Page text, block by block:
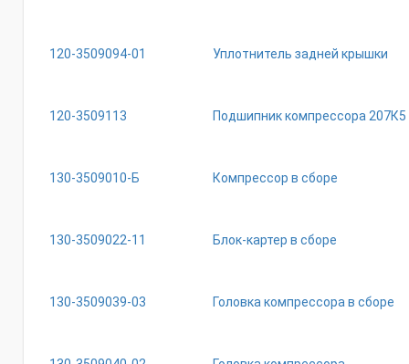
120-3509094-01 Уплотнитель задней крышки
120-3509113 Подшипник компрессора 207К5
130-3509010-Б Компрессор в сборе
130-3509022-11 Блок-картер в сборе
130-3509039-03 Головка компрессора в сборе